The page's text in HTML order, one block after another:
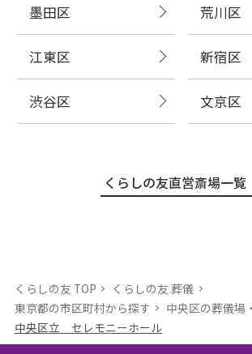
墨田区 荒川区
江東区 新宿区
渋谷区 文京区
くらしの友直営斎場一覧
くらしの友 TOP
くらしの友 葬儀
東京都の市区町村から探す
中央区の葬儀場
中央区立 セレモニーホール